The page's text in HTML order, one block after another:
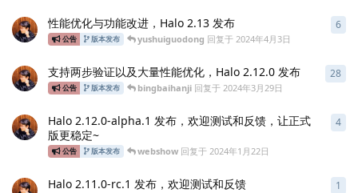
性能优化与功能改进，Halo 2.13 发布
公告 版本发布 yushuiguodong 回复于 2024年4月3日
6
支持两步验证以及大量性能优化，Halo 2.12.0 发布
公告 版本发布 bingbaihanji回复于 2024年3月29日
28
Halo 2.12.0-alpha.1 发布，欢迎测试和反馈，让正式
版更稳定~
公告 版本发布 webshow回复于 2024年1月22日
4
Halo 2.11.0-rc.1 发布，欢迎测试和反馈 1